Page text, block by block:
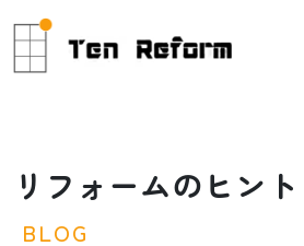
リ フ ォームのヒ ン ト
BLOG